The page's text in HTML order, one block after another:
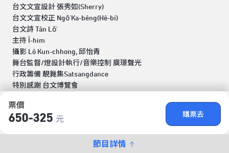
票價
650-325 元
購票去
節目詳情
台文文宣設計 張秀如(Sherry)
台文文宣校正 Ngô͘ Ka-bêng(Hê-bí)
台文詩 Tân Lō͘
主持 Î-him
攝影 Lô Kun-chhong, 邱怡青
舞台監督/燈設計執行/音樂控制 廣璟聲光
行政籌備 靚舞集Satsangdance
特別感謝 台文博覽會